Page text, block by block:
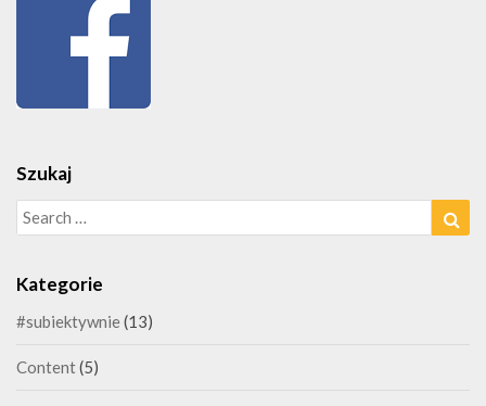
Szukaj
Search
for:
Kategorie
#subiektywnie(13)
Content(5)